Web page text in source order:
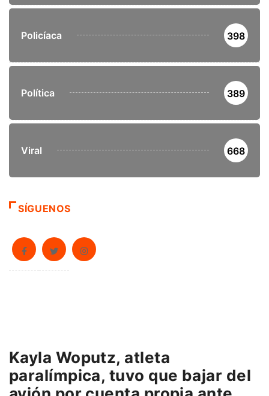
Policíaca 398
Política 389
Viral 668
SÍGUENOS
Kayla Woputz, atleta
paralímpica, tuvo que bajar del